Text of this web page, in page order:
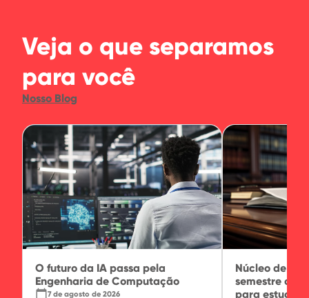
Veja o que separamos
para você
Nosso Blog
O futuro da IA passa pela
Engenharia de Computação
calendar_today 7 de agosto de 2026
Núcleo de
semestre
para